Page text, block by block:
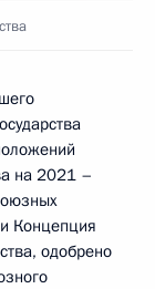
на 2021 –
Концепция
одобрено